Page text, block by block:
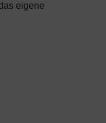
eigene